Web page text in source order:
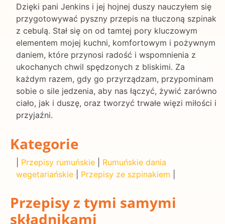
Dzięki pani Jenkins i jej hojnej duszy nauczyłem się
przygotowywać pyszny przepis na tłuczoną szpinak
z cebulą. Stał się on od tamtej pory kluczowym
elementem mojej kuchni, komfortowym i pożywnym
daniem, które przynosi radość i wspomnienia z
ukochanych chwil spędzonych z bliskimi. Za
każdym razem, gdy go przyrządzam, przypominam
sobie o sile jedzenia, aby nas łączyć, żywić zarówno
ciało, jak i duszę, oraz tworzyć trwałe więzi miłości i
przyjaźni.
Kategorie
Przepisy rumuńskie
Rumuńskie dania
wegetariańskie
Przepisy ze szpinakiem
Przepisy z tymi samymi
składnikami